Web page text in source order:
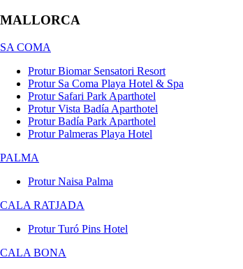
MALLORCA
SA COMA
Protur Biomar Sensatori Resort
Protur Sa Coma Playa Hotel & Spa
Protur Safari Park Aparthotel
Protur Vista Badía Aparthotel
Protur Badía Park Aparthotel
Protur Palmeras Playa Hotel
PALMA
Protur Naisa Palma
CALA RATJADA
Protur Turó Pins Hotel
CALA BONA